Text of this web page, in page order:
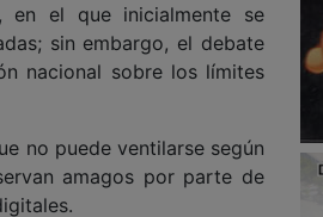
en el que inicialmente se
sin embargo, el debate
nacional sobre los límites
no puede ventilarse según
amagos por parte de